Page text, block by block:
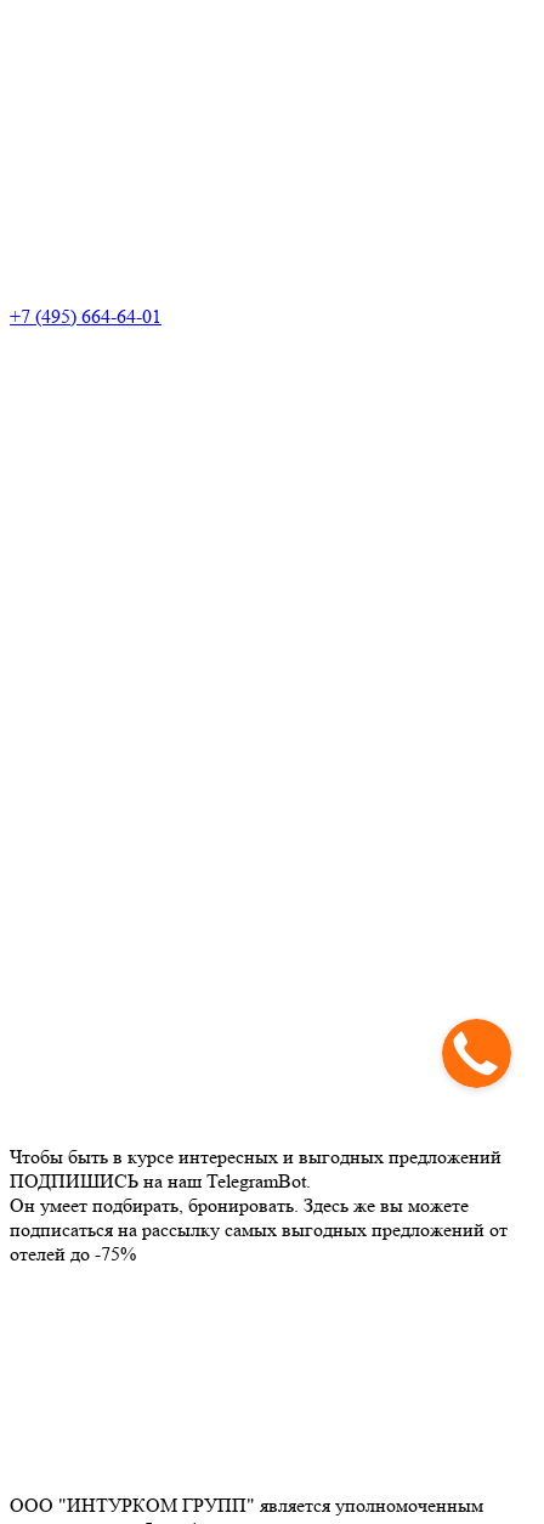
+7 (495) 664-64-01
Чтобы быть в курсе интересных и выгодных предложений
ПОДПИШИСЬ на наш TelegramBot.
Он умеет подбирать, бронировать. Здесь же вы можете
подписаться на рассылку самых выгодных предложений от
отелей до -75%
ООО "ИНТУРКОМ ГРУПП" является уполномоченным